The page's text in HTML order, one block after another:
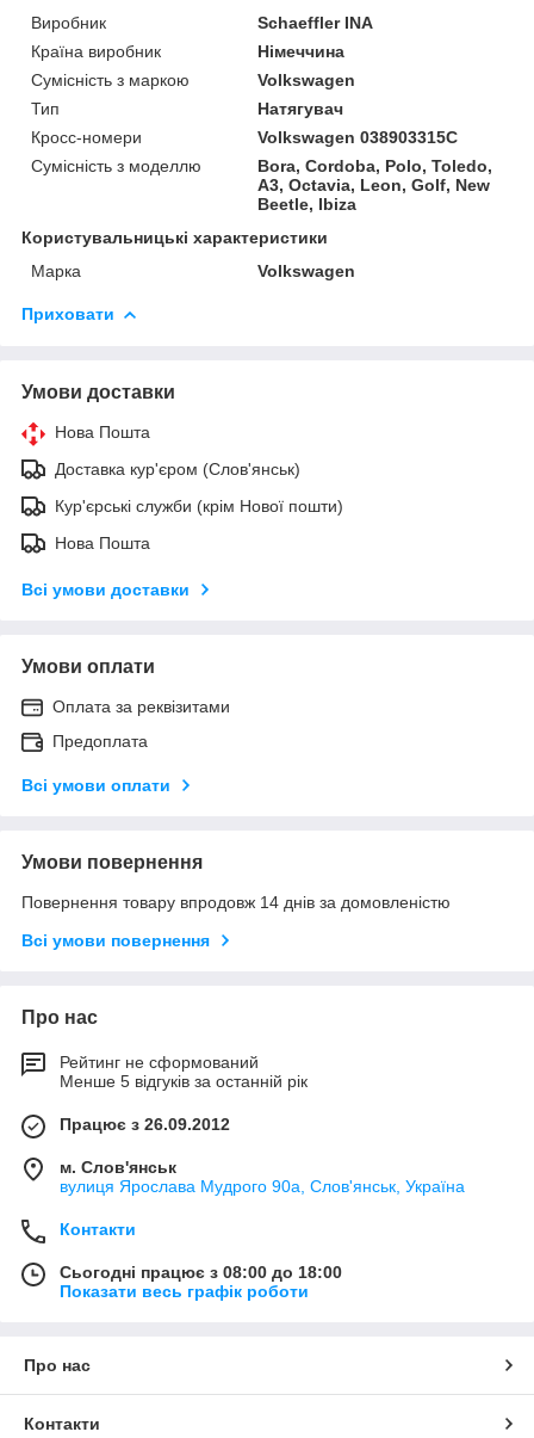
Виробник
Schaeffler INA
Країна виробник
Німеччина
Сумісність з маркою
Volkswagen
Тип
Натягувач
Кросс-номери
Volkswagen 038903315C
Сумісність з моделлю
Bora, Cordoba, Polo, Toledo,
A3, Octavia, Leon, Golf, New
Beetle, Ibiza
Користувальницькі характеристики
Марка
Volkswagen
Приховати
Умови доставки
Нова Пошта
Доставка кур'єром (Слов'янськ)
Кур'єрські служби (крім Нової пошти)
Нова Пошта
Всі умови доставки
Умови оплати
Оплата за реквізитами
Предоплата
Всі умови оплати
Умови повернення
Повернення товару впродовж 14 днів за домовленістю
Всі умови повернення
Про нас
Рейтинг не сформований
Менше 5 відгуків за останній рік
Працює з 26.09.2012
м. Слов'янськ
вулиця Ярослава Мудрого 90а, Слов'янськ, Україна
Контакти
Сьогодні працює з 08:00 до 18:00
Показати весь графік роботи
Про нас
Контакти